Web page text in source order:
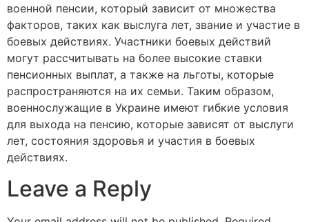
военной пенсии, который зависит от множества
факторов, таких как выслуга лет, звание и участие в
боевых действиях. Участники боевых действий
могут рассчитывать на более высокие ставки
пенсионных выплат, а также на льготы, которые
распространяются на их семьи. Таким образом,
военнослужащие в Украине имеют гибкие условия
для выхода на пенсию, которые зависят от выслуги
лет, состояния здоровья и участия в боевых
действиях.
Leave a Reply